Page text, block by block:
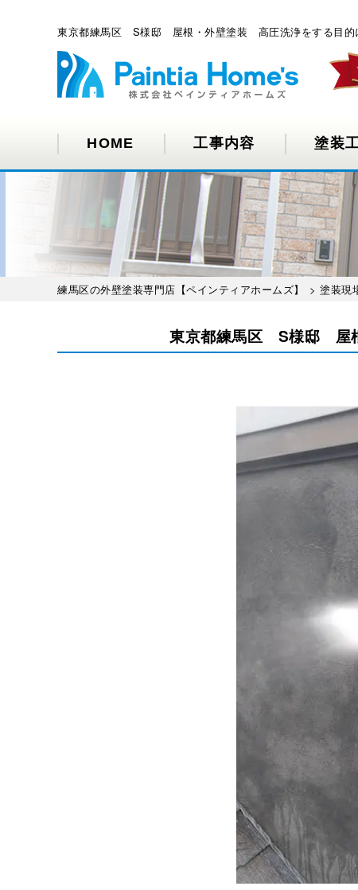
東京都練馬区 S様邸 屋根・外壁塗装 高圧洗浄をする目的
HOME 工事内容 塗装
練馬区の外壁塗装専門店【ペインティアホームズ】 > 塗装現
東京都練馬区 S様邸 屋